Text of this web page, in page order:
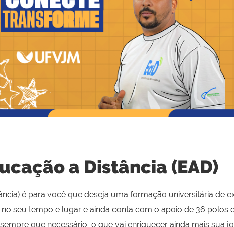
a Distância (EAD)
é para você que deseja uma formação universitária de
seu tempo e lugar e ainda conta com o apoio de 36 polos
que necessário, o que vai enriquecer ainda mais sua